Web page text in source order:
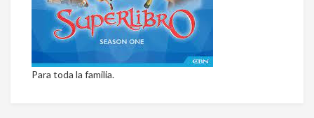
Para toda la familia.